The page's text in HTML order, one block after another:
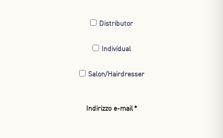
Distributor
Individual
Salon/Hairdresser
Indirizzo e-mail